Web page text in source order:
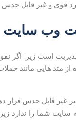
قوی و غیر قابل
وب سایت
است زیرا اگر
از متد هایی مانند
قابل حدس قرار
شما را ندارد